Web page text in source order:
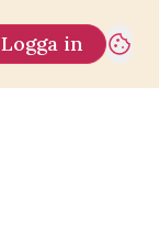
Logga in